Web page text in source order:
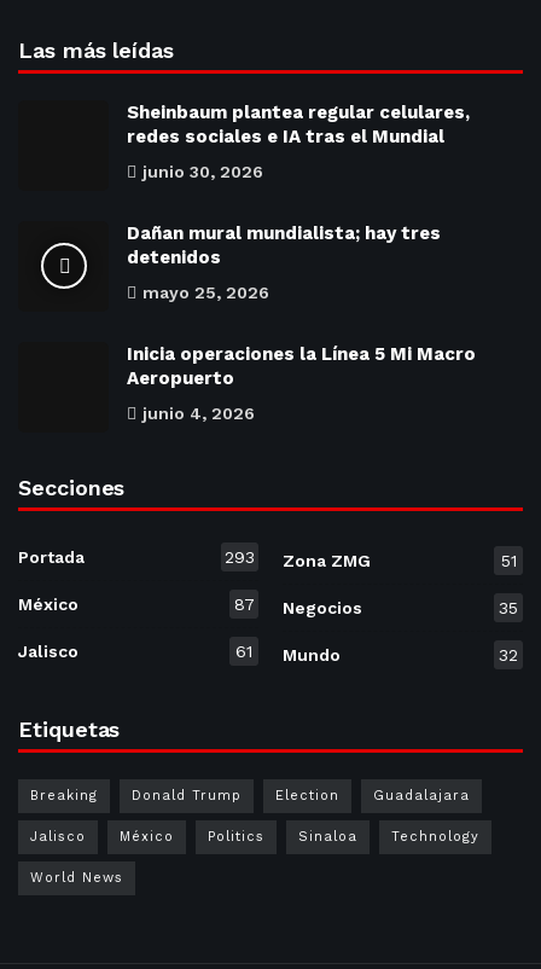
Las más leídas
Sheinbaum plantea regular celulares,
redes sociales e IA tras el Mundial
junio 30, 2026
Dañan mural mundialista; hay tres
detenidos
mayo 25, 2026
Inicia operaciones la Línea 5 Mi Macro
Aeropuerto
junio 4, 2026
Secciones
Portada 293
México 87
Jalisco 61
Zona ZMG 51
Negocios 35
Mundo 32
Etiquetas
Breaking Donald Trump Election Guadalajara
Jalisco México Politics Sinaloa Technology
World News